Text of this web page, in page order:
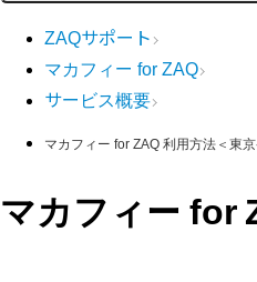
ZAQサポート
マカフィー for ZAQ
サービス概要
マカフィー for ZAQ 利用方法＜東
マカフィー for